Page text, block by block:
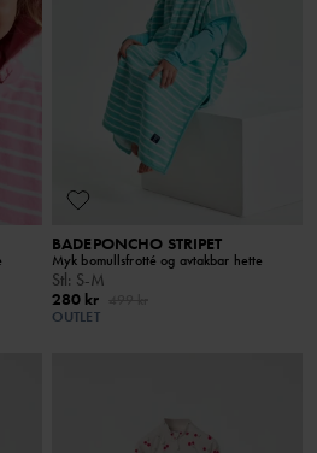
BADEPONCHO STRIPET
Myk bomullsfrotté og avtakbar hette
Stl: S-M
280 kr
OUTLET